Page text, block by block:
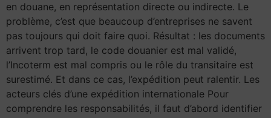
en douane, en représentation directe ou indirecte. Le
problème, c’est que beaucoup d’entreprises ne savent
pas toujours qui doit faire quoi. Résultat : les documents
arrivent trop tard, le code douanier est mal validé,
l’Incoterm est mal compris ou le rôle du transitaire est
surestimé. Et dans ce cas, l’expédition peut ralentir. Les
acteurs clés d’une expédition internationale Pour
comprendre les responsabilités, il faut d’abord identifier